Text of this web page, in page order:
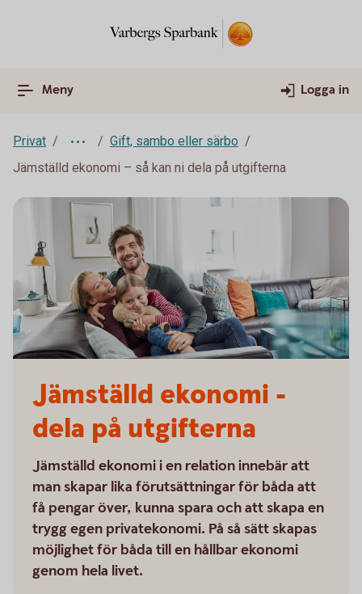
Meny Logga in
Privat
Gift, sambo eller särbo
Jämställd ekonomi – så kan ni dela på utgifterna
Jämställd ekonomi -
dela på utgifterna
Jämställd ekonomi i en relation innebär att
man skapar lika förutsättningar för båda att
få pengar över, kunna spara och att skapa en
trygg egen privatekonomi. På så sätt skapas
möjlighet för båda till en hållbar ekonomi
genom hela livet.